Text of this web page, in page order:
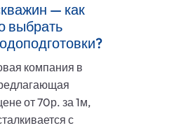
— как
выбрать
компания в
от 70р. за 1м,
с